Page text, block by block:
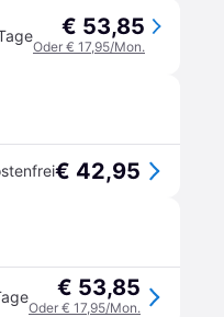
€ 53,85
Oder € 17,95/Mon.
€ 42,95
€ 53,85
Oder € 17,95/Mon.